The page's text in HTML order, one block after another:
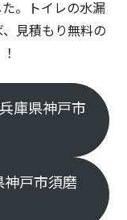
。トイレの水漏
見積もり無料の
庫県神戸市
戸市須磨